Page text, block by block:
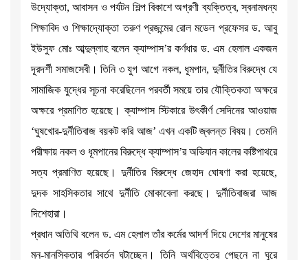
উদ্যোক্তা, আবাসন ও পর্যটন শিল্প বিকাশে অগ্রণী ব্যক্তিত্ব, স্বনামধন্য
শিক্ষাবিদ ও শিক্ষাদ্যোক্তা তরুণ প্রজন্মের রোল মডেল প্রফেসর ড. আবু
ইউসুফ মোঃ আব্দুল্লাহ বলেন ক্যাম্পাস’র কর্ণধার ড. এম হেলাল একজন
দূরদর্শী সমাজসেবী। তিনি ৩ যুগ আগে নকল, ধূমপান, দুর্নীতির বিরুদ্ধে যে
সামাজিক যুদ্ধের সূচনা করেছিলেন পরবর্তী সময়ে তার যৌক্তিকতা অক্ষরে
অক্ষরে প্রমাণিত হয়েছে। ক্যাম্পাস স্টিকারে উৎকীর্ণ সেদিনের আওয়াজ
‘ঘুষখোর-দুর্নীতিবাজ বয়কট করি আজ’ এখন একটি জ্বলন্ত বিষয়। তেমনি
পরীক্ষায় নকল ও ধূমপানের বিরুদ্ধে ক্যাম্পাস’র অভিযান কালের কষ্টিপাথরে
সত্য প্রমাণিত হয়েছে। দুর্নীতির বিরুদ্ধে জেহাদ ঘোষণা করা হয়েছে,
দুদক সাহসিকতার সাথে দুর্নীতি মোকাবেলা করছে। দুর্নীতিবাজরা আজ
দিশেহারা।
প্রধান অতিথি বলেন ড. এম হেলাল তাঁর কর্মের আদর্শ দিয়ে দেশের মানুষের
মন-মানসিকতার পরিবর্তন ঘটাচ্ছেন। তিনি অর্থবিত্তের পেছনে না ঘুরে